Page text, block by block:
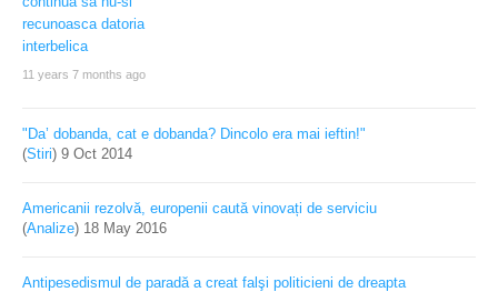
11 years 7 months ago
"Da’ dobanda, cat e dobanda? Dincolo era mai ieftin!"
(Stiri) 9 Oct 2014
Americanii rezolvă, europenii caută vinovați de serviciu
(Analize) 18 May 2016
Antipesedismul de paradă a creat falşi politicieni de dreapta